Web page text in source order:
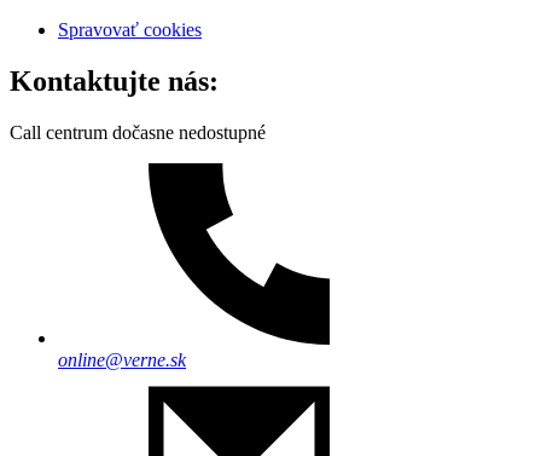
Spravovať cookies
Kontaktujte nás:
Call centrum dočasne nedostupné
online@verne.sk